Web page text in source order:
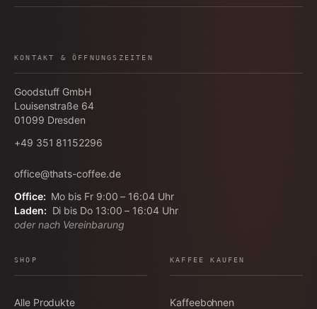
KONTAKT & ÖFFNUNGSZEITEN
Goodstuff GmbH
Louisenstraße 64
01099 Dresden
+49 351 81152296
office@thats-coffee.de
Office: Mo bis Fr 9:00 – 16:04 Uhr
Laden: Di bis Do 13:00 – 16:04 Uhr
oder nach Vereinbarung
SHOP
Alle Produkte
KAFFEE KAUFEN
Kaffeebohnen